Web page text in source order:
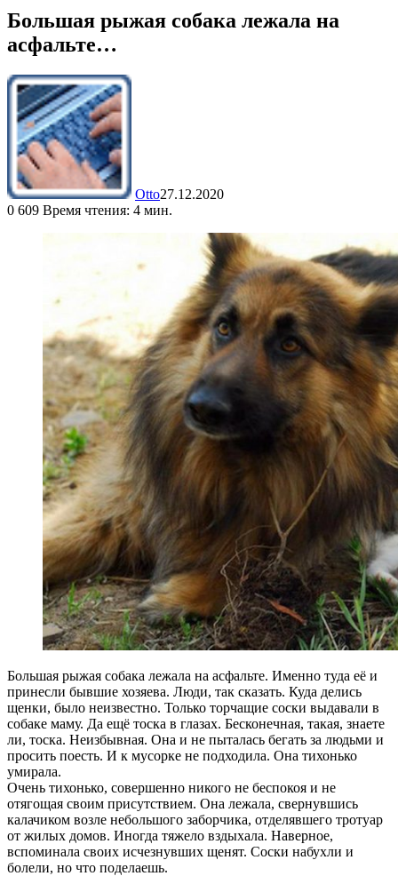
Большая рыжая собака лежала на
асфальте…
Otto27.12.2020
0 609 Время чтения: 4 мин.
Большая рыжая собака лежала на асфальте. Именно туда её и
принесли бывшие хозяева. Люди, так сказать. Куда делись
щенки, было неизвестно. Только торчащие соски выдавали в
собаке маму. Да ещё тоска в глазах. Бесконечная, такая, знаете
ли, тоска. Неизбывная. Она и не пыталась бегать за людьми и
просить поесть. И к мусорке не подходила. Она тихонько
умирала.
Очень тихонько, совершенно никого не беспокоя и не
отягощая своим присутствием. Она лежала, свернувшись
калачиком возле небольшого заборчика, отделявшего тротуар
от жилых домов. Иногда тяжело вздыхала. Наверное,
вспоминала своих исчезнувших щенят. Соски набухли и
болели, но что поделаешь.